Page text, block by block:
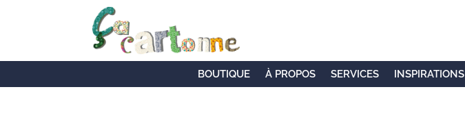
BOUTIQUE À PROPOS SERVICES INSPIRATIONS